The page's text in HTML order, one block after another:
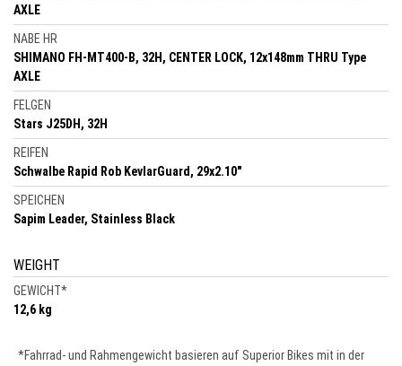
AXLE
NABE HR
SHIMANO FH-MT400-B, 32H, CENTER LOCK, 12x148mm THRU Type
AXLE
FELGEN
Stars J25DH, 32H
REIFEN
Schwalbe Rapid Rob KevlarGuard, 29x2.10"
SPEICHEN
Sapim Leader, Stainless Black
WEIGHT
GEWICHT*
12,6 kg
*Fahrrad- und Rahmengewicht basieren auf Superior Bikes mit in der